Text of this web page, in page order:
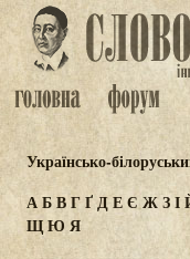
Українсько-
АБВГҐДЕЄ ЖЗІ
ЩЮ Я